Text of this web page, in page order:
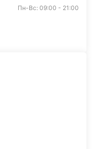
Пн-Вс: 09:00 - 21:00